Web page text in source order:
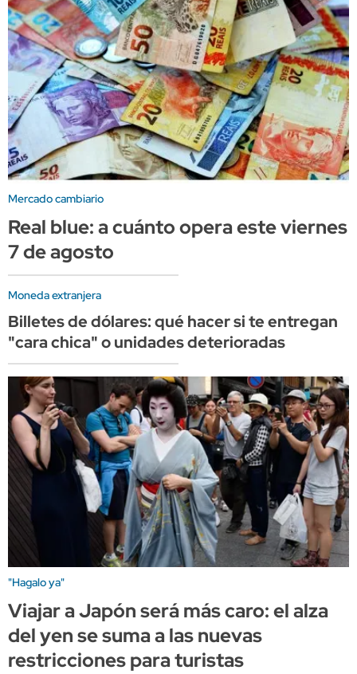
Mercado cambiario
Real blue: a cuánto opera este viernes
7 de agosto
Moneda extranjera
Billetes de dólares: qué hacer si te entregan
"cara chica" o unidades deterioradas
"Hagalo ya"
Viajar a Japón será más caro: el alza
del yen se suma a las nuevas
restricciones para turistas